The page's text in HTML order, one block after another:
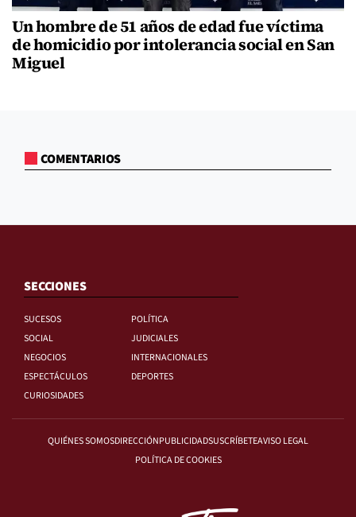
Un hombre de 51 años de edad fue víctima
de homicidio por intolerancia social en San
Miguel
COMENTARIOS
SECCIONES
SUCESOS
POLÍTICA
SOCIAL
JUDICIALES
NEGOCIOS
INTERNACIONALES
ESPECTÁCULOS
DEPORTES
CURIOSIDADES
QUIÉNES SOMOSDIRECCIÓNPUBLICIDADSUSCRÍBETEAVISO LEGAL
POLÍTICA DE COOKIES